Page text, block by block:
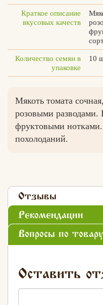
Краткое описание
вкусовых качеств
Количество семян в
упаковке
10
Мякоть томата
розовыми разводами.
фруктовыми
похолоданий.
Отзывы
Рекомендации
Вопросы по товару
Оставить